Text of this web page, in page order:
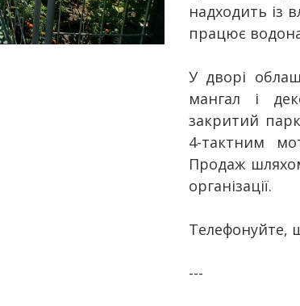
надходить із
працює
У дворі
мангал і
закритий
4-тактним
Продаж
організації.
Телефонуйте,
---